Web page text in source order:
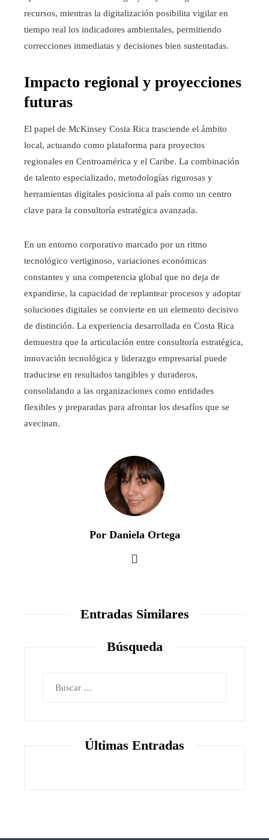
recursos, mientras la digitalización posibilita vigilar en
tiempo real los indicadores ambientales, permitiendo
correcciones inmediatas y decisiones bien sustentadas.
Impacto regional y proyecciones
futuras
El papel de McKinsey Costa Rica trasciende el ámbito
local, actuando como plataforma para proyectos
regionales en Centroamérica y el Caribe. La combinación
de talento especializado, metodologías rigurosas y
herramientas digitales posiciona al país como un centro
clave para la consultoría estratégica avanzada.
En un entorno corporativo marcado por un ritmo
tecnológico vertiginoso, variaciones económicas
constantes y una competencia global que no deja de
expandirse, la capacidad de replantear procesos y adoptar
soluciones digitales se convierte en un elemento decisivo
de distinción. La experiencia desarrollada en Costa Rica
demuestra que la articulación entre consultoría estratégica,
innovación tecnológica y liderazgo empresarial puede
traducirse en resultados tangibles y duraderos,
consolidando a las organizaciones como entidades
flexibles y preparadas para afrontar los desafíos que se
avecinan.
Por Daniela Ortega
Entradas Similares
Búsqueda
Últimas Entradas